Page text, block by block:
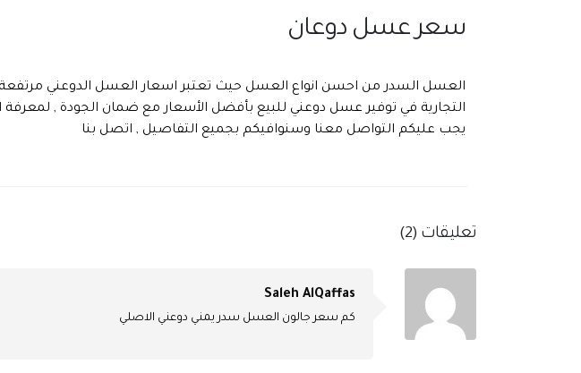
سعر عسل دوعان
العسل السدر من احسن انواع العسل حيث تعتبر اسعار العسل الدوعني
التجارية في توفير عسل دوعني للبيع بأفضل الأسعار مع ضمان الجودة ,
يجب عليكم التواصل معنا وسنوافيكم بجميع التفاصيل , اتصل بنا
تعليقات (2)
Saleh AlQaffas
كم سعر جالون العسل سدر يمني دوعني الاصلي